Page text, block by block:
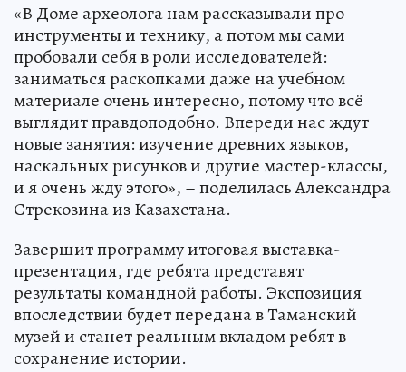
«В Доме археолога нам рассказывали про
инструменты и технику, а потом мы сами
пробовали себя в роли исследователей:
заниматься раскопками даже на учебном
материале очень интересно, потому что всё
выглядит правдоподобно. Впереди нас ждут
новые занятия: изучение древних языков,
наскальных рисунков и другие мастер-классы,
и я очень жду этого», – поделилась Александра
Стрекозина из Казахстана.
Завершит программу итоговая выставка-
презентация, где ребята представят
результаты командной работы. Экспозиция
впоследствии будет передана в Таманский
музей и станет реальным вкладом ребят в
сохранение истории.